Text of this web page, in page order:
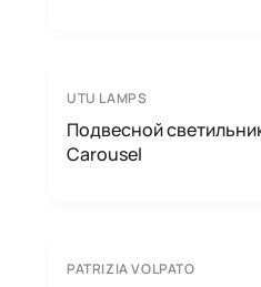
UTU LAMPS
Подвесной
Carousel
PATRIZIA VOLPATO